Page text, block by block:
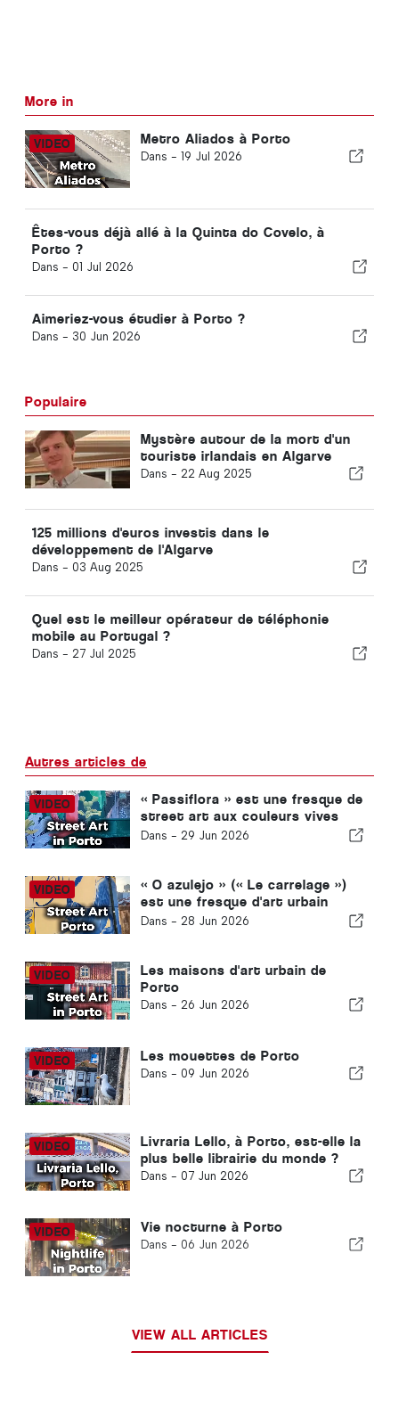
More in
Metro Aliados à Porto
Dans - 19 Jul 2026
Êtes-vous déjà allé à la Quinta do Covelo, à
Porto ?
Dans - 01 Jul 2026
Aimeriez-vous étudier à Porto ?
Dans - 30 Jun 2026
Populaire
Mystère autour de la mort d'un
touriste irlandais en Algarve
Dans - 22 Aug 2025
125 millions d'euros investis dans le
développement de l'Algarve
Dans - 03 Aug 2025
Quel est le meilleur opérateur de téléphonie
mobile au Portugal ?
Dans - 27 Jul 2025
Autres articles de
« Passiflora » est une fresque de
street art aux couleurs vives
réalisée à Porto
Dans - 29 Jun 2026
« O azulejo » (« Le carrelage »)
est une fresque d'art urbain
située à Porto
Dans - 28 Jun 2026
Les maisons d'art urbain de
Porto
Dans - 26 Jun 2026
Les mouettes de Porto
Dans - 09 Jun 2026
Livraria Lello, à Porto, est-elle la
plus belle librairie du monde ?
Dans - 07 Jun 2026
Vie nocturne à Porto
Dans - 06 Jun 2026
VIEW ALL ARTICLES